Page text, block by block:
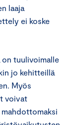
laaja
ei koske
on tuulivoimalle
jo kehitteillä
Myös
voivat